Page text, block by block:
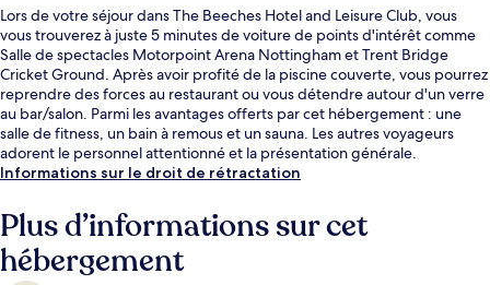
Lors de votre séjour dans The Beeches Hotel and Leisure Club, vous
vous trouverez à juste 5 minutes de voiture de points d'intérêt comme
Salle de spectacles Motorpoint Arena Nottingham et Trent Bridge
Cricket Ground. Après avoir profité de la piscine couverte, vous pourrez
reprendre des forces au restaurant ou vous détendre autour d'un verre
au bar/salon. Parmi les avantages offerts par cet hébergement : une
salle de fitness, un bain à remous et un sauna. Les autres voyageurs
adorent le personnel attentionné et la présentation générale.
Informations sur le droit de rétractation
Plus d’informations sur cet
hébergement